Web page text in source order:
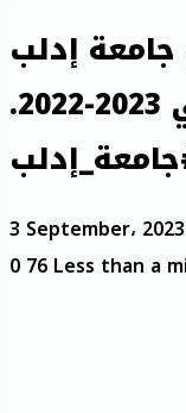
جامعة إدلب
خلال العام الدراسي 2023-2022.
3 September، 2023
076Less than a